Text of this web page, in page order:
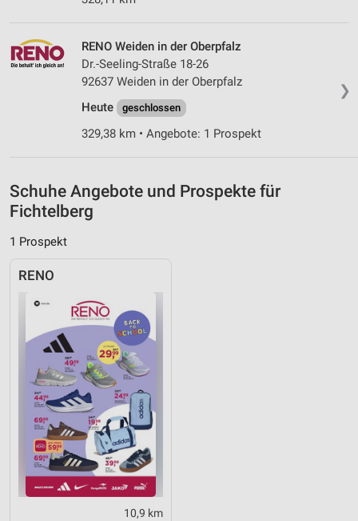
❯
RENO Weiden in der Oberpfalz
Dr.-Seeling-Straße 18-26
92637 Weiden in der Oberpfalz
Heute
geschlossen
329,38 km • Angebote: 1 Prospekt
Schuhe Angebote und Prospekte für
Fichtelberg
1 Prospekt
RENO
10,9 km
Funktional